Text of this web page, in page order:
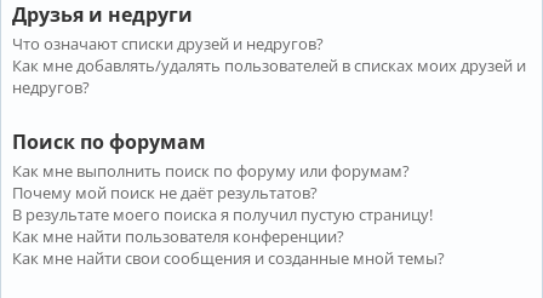
Друзья и недруги
Что означают списки друзей и недругов?
Как мне добавлять/удалять пользователей в списках моих друзей и
недругов?
Поиск по форумам
Как мне выполнить поиск по форуму или форумам?
Почему мой поиск не даёт результатов?
В результате моего поиска я получил пустую страницу!
Как мне найти пользователя конференции?
Как мне найти свои сообщения и созданные мной темы?